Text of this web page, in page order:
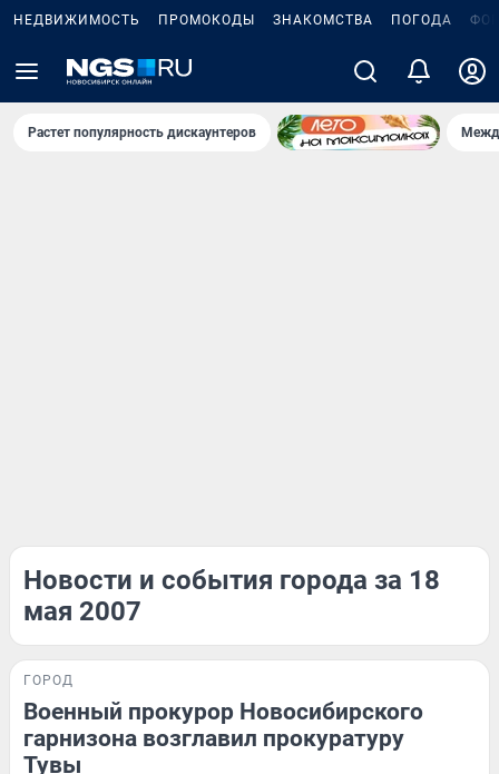
НЕДВИЖИМОСТЬ ПРОМОКОДЫ ЗНАКОМСТВА ПОГОДА
Растет популярность дискаунтеров
Новости и события города за 18
мая 2007
ГОРОД
Военный прокурор Новосибирского
гарнизона возглавил прокуратуру
Тувы